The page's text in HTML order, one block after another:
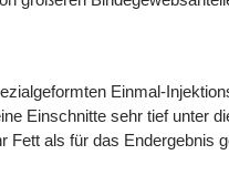
Einmal-
Einschnitte sehr tief unter
Fett als für das Endergebnis